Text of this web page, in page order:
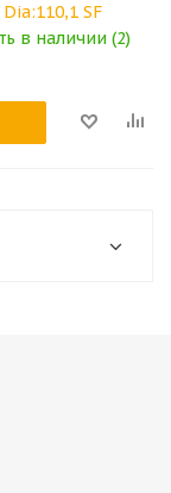
SF
в наличии (2)